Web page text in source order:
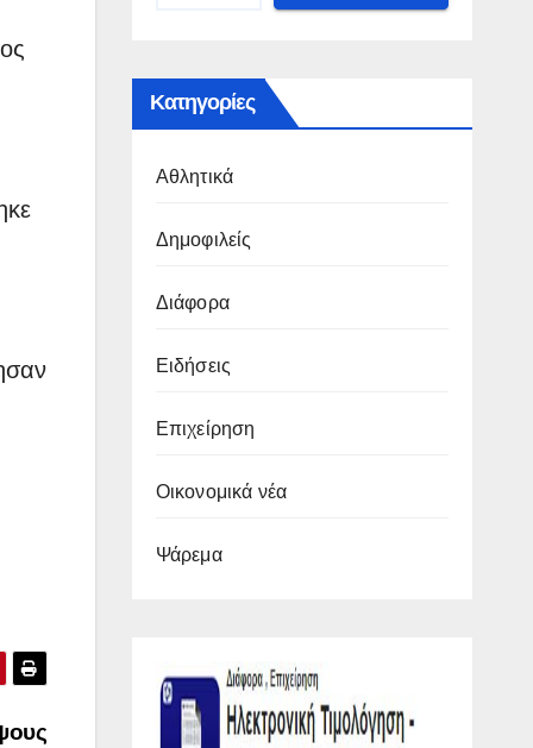
Κατηγορίες
Αθλητικά
Δημοφιλείς
Διάφορα
Ειδήσεις
Επιχείρηση
Οικονομικά νέα
Ψάρεμα